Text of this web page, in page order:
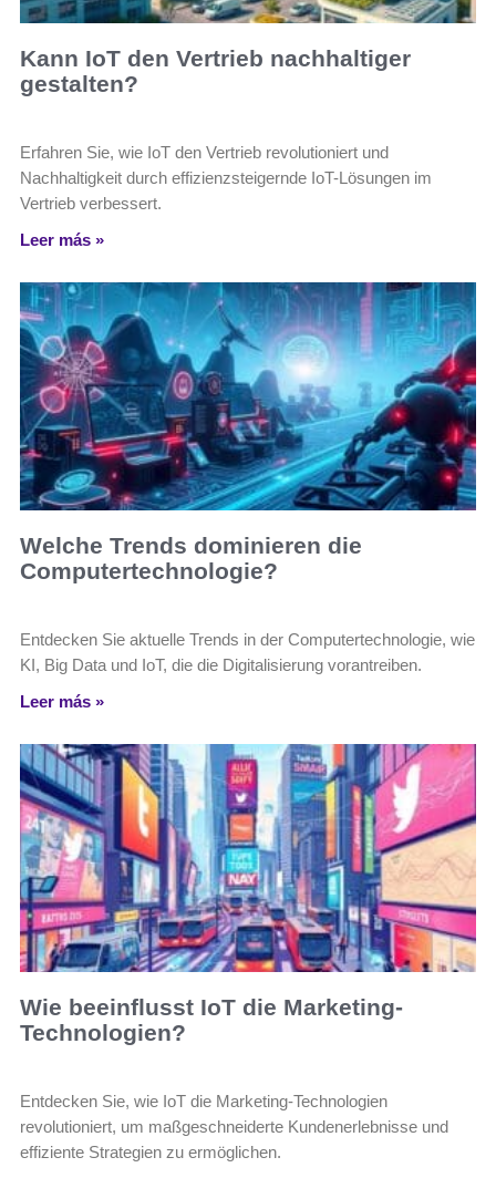
Kann IoT den Vertrieb nachhaltiger
gestalten?
Erfahren Sie, wie IoT den Vertrieb revolutioniert und
Nachhaltigkeit durch effizienzsteigernde IoT-Lösungen im
Vertrieb verbessert.
Leer más »
Welche Trends dominieren die
Computertechnologie?
Entdecken Sie aktuelle Trends in der Computertechnologie, wie
KI, Big Data und IoT, die die Digitalisierung vorantreiben.
Leer más »
Wie beeinflusst IoT die Marketing-
Technologien?
Entdecken Sie, wie IoT die Marketing-Technologien
revolutioniert, um maßgeschneiderte Kundenerlebnisse und
effiziente Strategien zu ermöglichen.